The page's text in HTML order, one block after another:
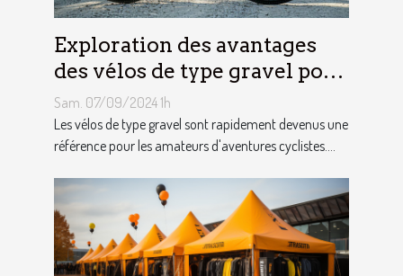
Exploration des avantages
des vélos de type gravel pour
les aventuriers
Sam. 07/09/2024 1h
Les vélos de type gravel sont rapidement devenus une
référence pour les amateurs d'aventures cyclistes....